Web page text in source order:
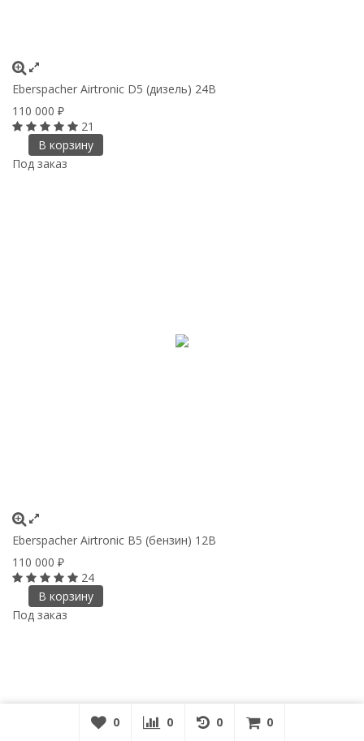
Eberspacher Airtronic D5 (дизель) 24B
110 000 ₽
21
В корзину
Под заказ
Eberspacher Airtronic B5 (бензин) 12B
110 000 ₽
24
В корзину
Под заказ
0 0 0 0